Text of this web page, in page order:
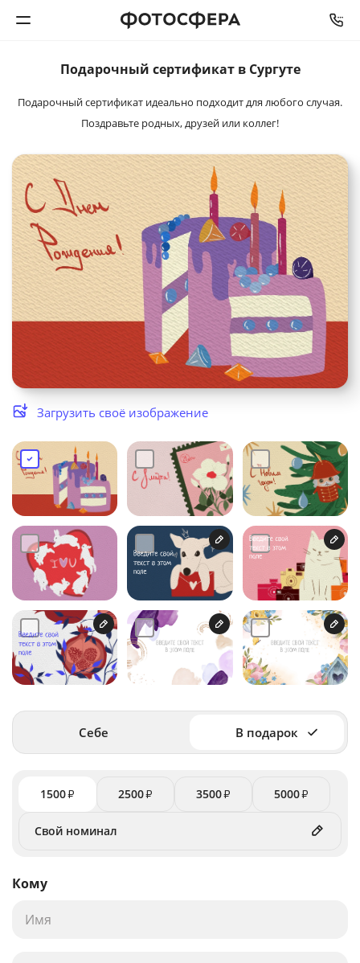
Печать фото
Календари
Интерьерная печать
Фотоподарки
Багетная мастерская
Полиграфия
Услуги и сервис
Магазин
Подарочный сертификат в Сургуте
Подарочный сертификат идеально подходит для любого случая.
Поздравьте родных, друзей или коллег!
Загрузить своё изображение
Себе В подарок
1500₽ 2500₽ 3500₽ 5000₽
Кому